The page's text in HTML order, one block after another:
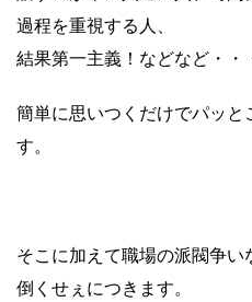
過程を重視する人、
結果第一主義！などなど・・
簡単に思いつくだけでパッと
す。
そこに加えて職場の派閥争
倒くせぇにつきます。